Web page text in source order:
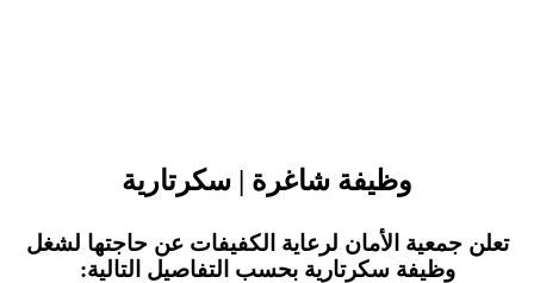
وظيفة شاغرة | سكرتارية
تعلن جمعية الأمان لرعاية الكفيفات عن حاجتها لشغل
وظيفة سكرتارية بحسب التفاصيل التالية: